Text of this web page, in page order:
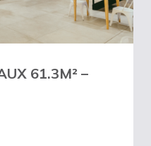
61.3M² –